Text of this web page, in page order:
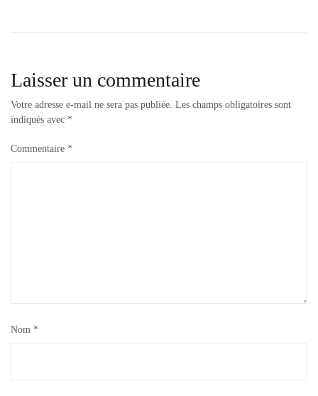
Laisser un commentaire
Votre adresse e-mail ne sera pas publiée. Les champs obligatoires sont
indiqués avec *
Commentaire *
Nom *